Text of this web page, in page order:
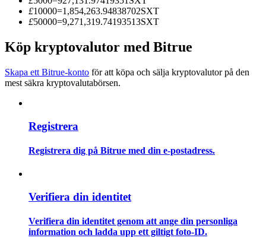
Information
Big data-analys inklusive handelsinformation, etc.
£10000=1,854,263.94838702SXT
£50000=9,271,319.74193513SXT
Köp kryptovalutor med Bitrue
Skapa ett Bitrue-konto för att köpa och sälja kryptovalutor på den
mest säkra kryptovalutabörsen.
Registrera
Registrera dig på Bitrue med din e-postadress.
Verifiera din identitet
Verifiera din identitet genom att ange din personliga
information och ladda upp ett giltigt foto-ID.